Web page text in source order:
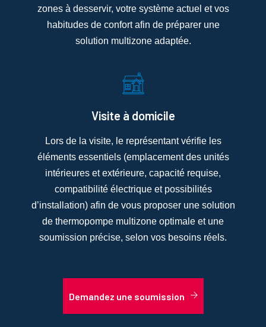
zones à desservir, votre système actuel et vos
habitudes de confort afin de préparer une
solution multizone adaptée.
Visite à domicile
Lors de la visite, le représentant vérifie les
éléments essentiels (emplacement des unités
intérieures et extérieure, capacité requise,
compatibilité électrique et possibilités
d’installation) afin de vous proposer une solution
de thermopompe multizone optimale et une
soumission précise, selon vos besoins réels.
Demandez une soumission